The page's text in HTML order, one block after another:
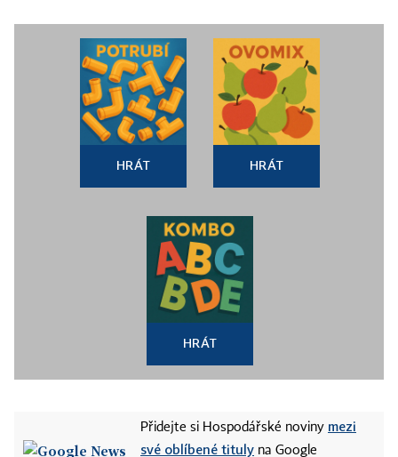
HRÁT HRÁT
HRÁT
Přidejte si Hospodářské noviny mezi
své oblíbené tituly na Google